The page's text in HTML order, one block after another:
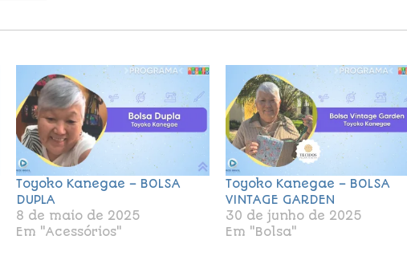
Toyoko Kanegae – BOLSA
DUPLA
8 de maio de 2025
Em "Acessórios"
Toyoko Kanegae – BOLSA
VINTAGE GARDEN
30 de junho de 2025
Em "Bolsa"